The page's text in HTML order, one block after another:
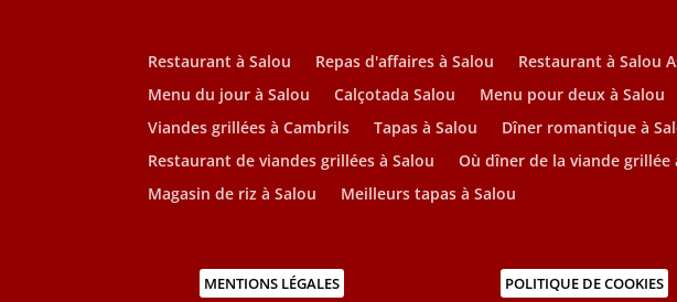
Restaurant à Salou Repas d'affaires à Salou Restaurant à Salou
Menu du jour à Salou
Calçotada Salou Menu pour deux à Salou
Viandes grillées à Cambrils
Tapas à Salou Dîner romantique à
Restaurant de viandes grillées à Salou
Où dîner de la viande grillée
Magasin de riz à Salou
Meilleurs tapas à Salou
MENTIONS LÉGALES POLITIQUE DE COOKIES